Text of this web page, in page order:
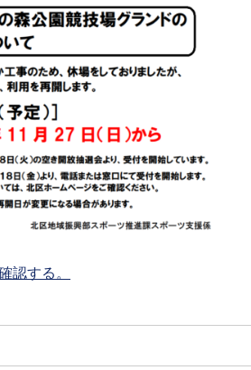
認する。